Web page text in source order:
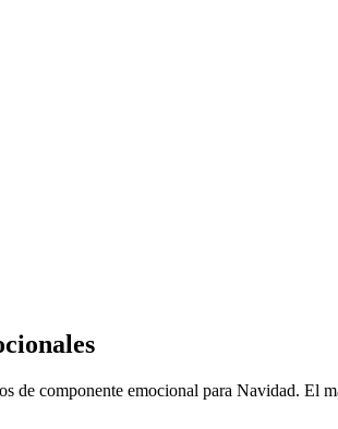
de componente emocional para Navidad. El